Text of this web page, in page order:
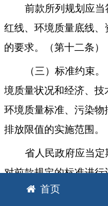
前款所列规划应
红线、环境质量底线
的要求。（第十二条）
（三）标准约束
境质量状况和经济、
环境质量标准、污染物
排放限值的实施范围。
省人民政府应当
对前款规定的标准进
修订。（第十三条）
首页